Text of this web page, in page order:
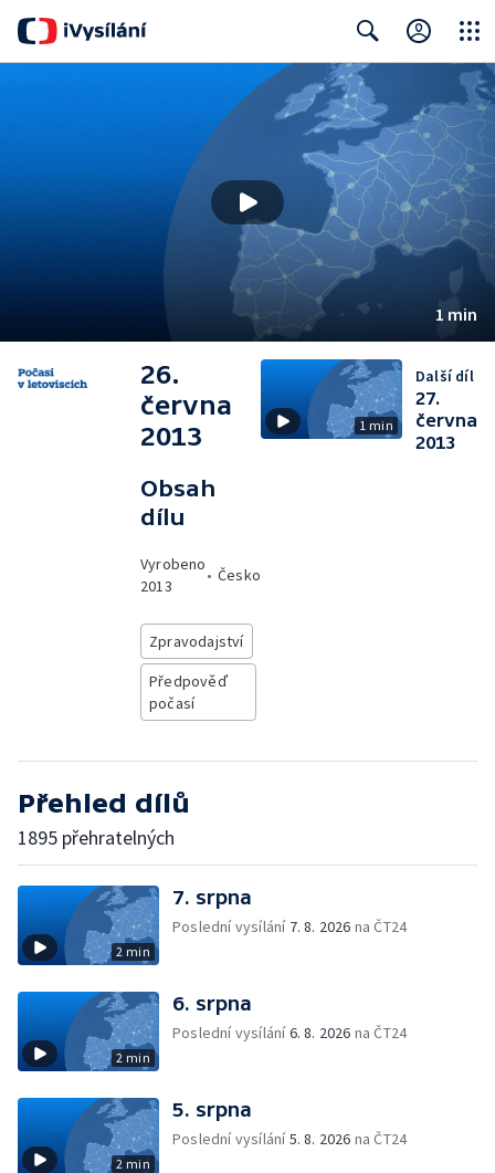
Search Close
1 min
26.
června
2013
Obsah
dílu
Vyrobeno
2013
• Česko
Zpravodajství
Předpověď
počasí
1 min
Další díl
27.
června
2013
Přehled dílů
1895 přehratelných
2 min
7. srpna
Poslední vysílání 7. 8. 2026 na ČT24
2 min
6. srpna
Poslední vysílání6. 8. 2026 na ČT24
2 min
5. srpna
Poslední vysílání5. 8. 2026 na ČT24